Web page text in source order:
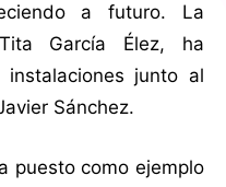
a futuro. La
García Élez, ha
junto al
Sánchez.
puesto como ejemplo